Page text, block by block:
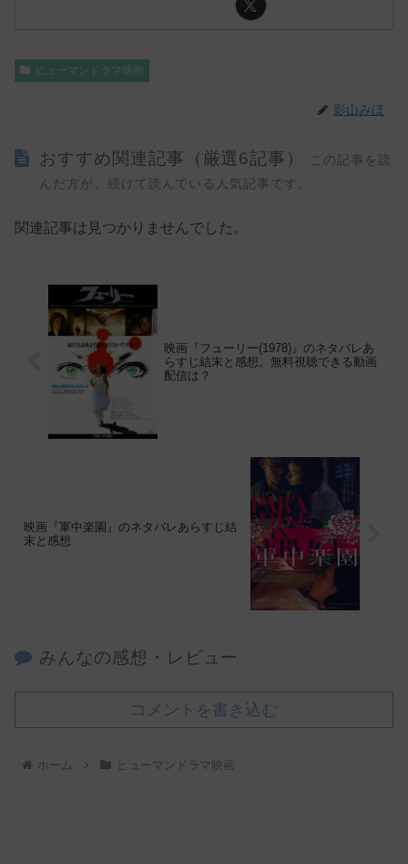
ヒューマンドラマ映画
影山みほ
おすすめ関連記事（厳選6記事）
この記事を読
んだ方が、続けて読んでいる人気記事です。
関連記事は見つかりませんでした。
映画『フューリー(1978)』のネタバレあ
らすじ結末と感想。無料視聴できる動画
配信は？
映画『軍中楽園』のネタバレあらすじ結
末と感想
みんなの感想・レビュー
コメントを書き込む
ホーム ヒューマンドラマ映画